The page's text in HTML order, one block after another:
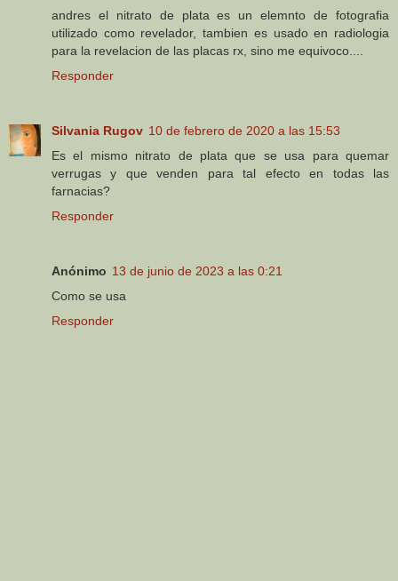
andres el nitrato de plata es un elemnto de fotografia
utilizado como revelador, tambien es usado en radiologia
para la revelacion de las placas rx, sino me equivoco....
Responder
Silvania Rugov 10 de febrero de 2020 a las 15:53
Es el mismo nitrato de plata que se usa para quemar
verrugas y que venden para tal efecto en todas las
farnacias?
Responder
Anónimo 13 de junio de 2023 a las 0:21
Como se usa
Responder